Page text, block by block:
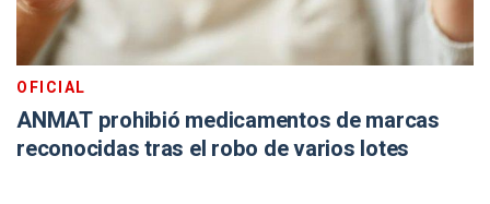
OFICIAL
ANMAT prohibió medicamentos de marcas
reconocidas tras el robo de varios lotes